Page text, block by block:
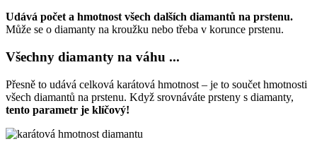
Udává počet a hmotnost všech dalších diamantů na prstenu.
Může se o diamanty na kroužku nebo třeba v korunce prstenu.
Všechny diamanty na váhu ...
Přesně to udává celková karátová hmotnost – je to součet hmotnosti
všech diamantů na prstenu. Když srovnáváte prsteny s diamanty,
tento parametr je klíčový!